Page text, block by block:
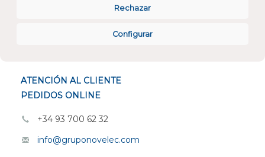
Configurar
Rechazar
ATENCIÓN AL CLIENTE
PEDIDOS ONLINE
+34 93 700 62 32
info@gruponovelec.com